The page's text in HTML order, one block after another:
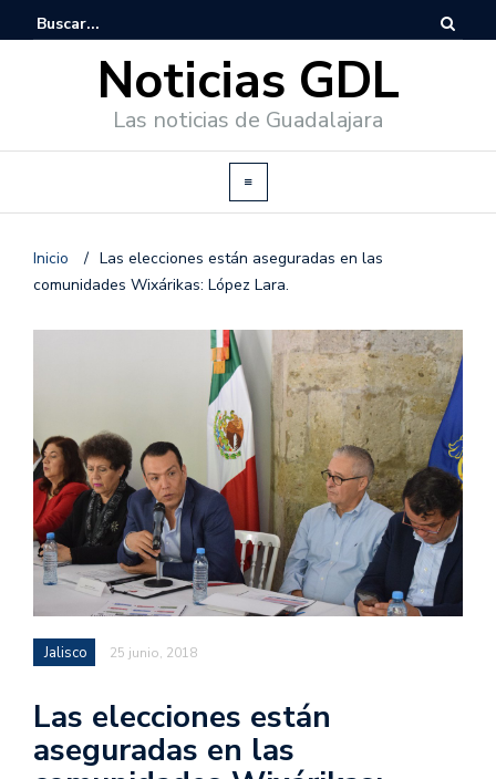
Noticias GDL
Las noticias de Guadalajara
Inicio / Las elecciones están aseguradas en las
comunidades Wixárikas: López Lara.
Jalisco 25 junio, 2018
Las elecciones están
aseguradas en las